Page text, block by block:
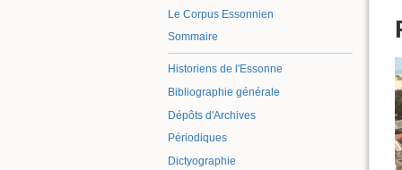
Le Corpus Essonnien
Sommaire
Historiens de l'Essonne
Bibliographie générale
Dépôts d'Archives
Périodiques
Dictyographie